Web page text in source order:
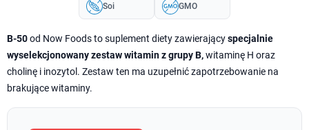
Soi GMO
B-50od Now Foods to suplement diety zawierającyspecjalnie
wyselekcjonowany zestaw witamin z grupy B,witaminę H oraz
cholinę i inozytol. Zestaw ten ma uzupełnić zapotrzebowanie na
brakujące witaminy.